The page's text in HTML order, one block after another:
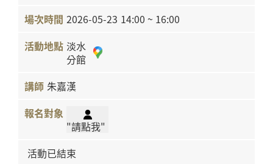
2026-05-23 14:00 ~ 16:00
淡水
分館
朱嘉漢
"請點我"
活動已結束